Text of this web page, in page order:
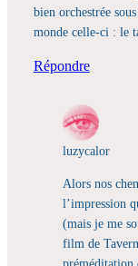
bien orchestrée
monde celle-ci : le
Répondre
luzycalor
Alors nos
l’impression
(mais je me
film de